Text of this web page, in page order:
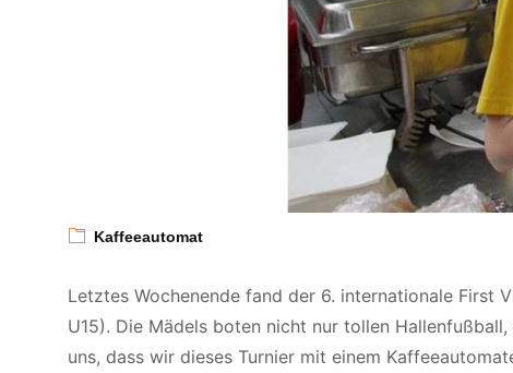
Kaffeeautomat
Letztes Wochenende fand der 6. internationale First
U15). Die Mädels boten nicht nur tollen
uns, dass wir dieses Turnier mit einem